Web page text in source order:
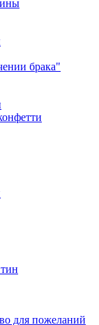
брака"
для пожеланий